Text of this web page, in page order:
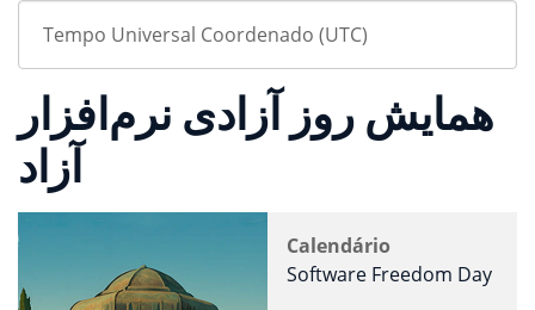
همایش روز آزادی نرم‌افزار
آزاد
Calendário
Software Freedom Day